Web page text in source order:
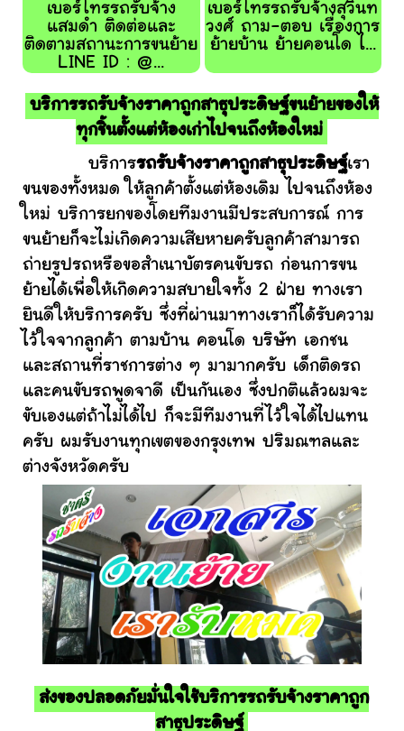
เบอร์โทรรถรับจ้าง
แสมดำ ติดต่อและ
ติดตามสถานะการขนย้าย
LINE ID : @...
เบอร์โทรรถรับจ้างสุวินท
วงศ์ ถาม-ตอบ เรื่องการ
ย้ายบ้าน ย้ายคอนโด ไ...
บริการรถรับจ้างราคาถูกสาธุประดิษฐ์ขนย้ายของให้
ทุกชิ้นตั้งแต่ห้องเก่าไปจนถึงห้องใหม่
บริการรถรับจ้างราคาถูกสาธุประดิษฐ์เรา
ขนของทั้งหมด ให้ลูกค้าตั้งแต่ห้องเดิม ไปจนถึงห้อง
ใหม่ บริการยกของโดยทีมงานมีประสบการณ์ การ
ขนย้ายก็จะไม่เกิดความเสียหายครับลูกค้าสามารถ
ถ่ายรูปรถหรือขอสำเนาบัตรคนขับรถ ก่อนการขน
ย้ายได้เพื่อให้เกิดความสบายใจทั้ง 2 ฝ่าย ทางเรา
ยินดีให้บริการครับ ซึ่งที่ผ่านมาทางเราก็ได้รับความ
ไว้ใจจากลูกค้า ตามบ้าน คอนโด บริษัท เอกชน
และสถานที่ราชการต่าง ๆ มามากครับ เด็กติดรถ
และคนขับรถพูดจาดี เป็นกันเอง ซึ่งปกติแล้วผมจะ
ขับเองแต่ถ้าไม่ได้ไป ก็จะมีทีมงานที่ไว้ใจได้ไปแทน
ครับ ผมรับงานทุกเขตของกรุงเทพ ปริมณฑลและ
ต่างจังหวัดครับ
ส่งของปลอดภัยมั่นใจใช้บริการรถรับจ้างราคาถูก
สาธุประดิษฐ์